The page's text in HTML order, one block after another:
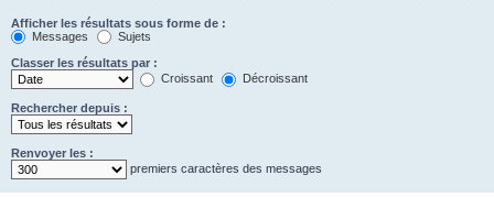
Afficher les résultats sous forme de :
Messages
Sujets
Classer les résultats par :
Croissant
Décroissant
Rechercher depuis :
Renvoyer les :
premiers caractères des messages